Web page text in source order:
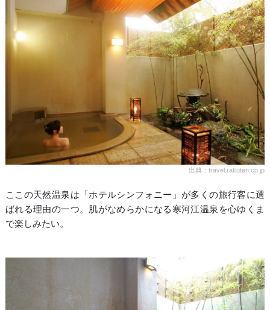
出典：travel.rakuten.co.jp
ここの天然温泉は「ホテルシンフォニー」が多くの旅行客に選
ばれる理由の一つ。肌がなめらかになる寒河江温泉を心ゆくま
で楽しみたい。